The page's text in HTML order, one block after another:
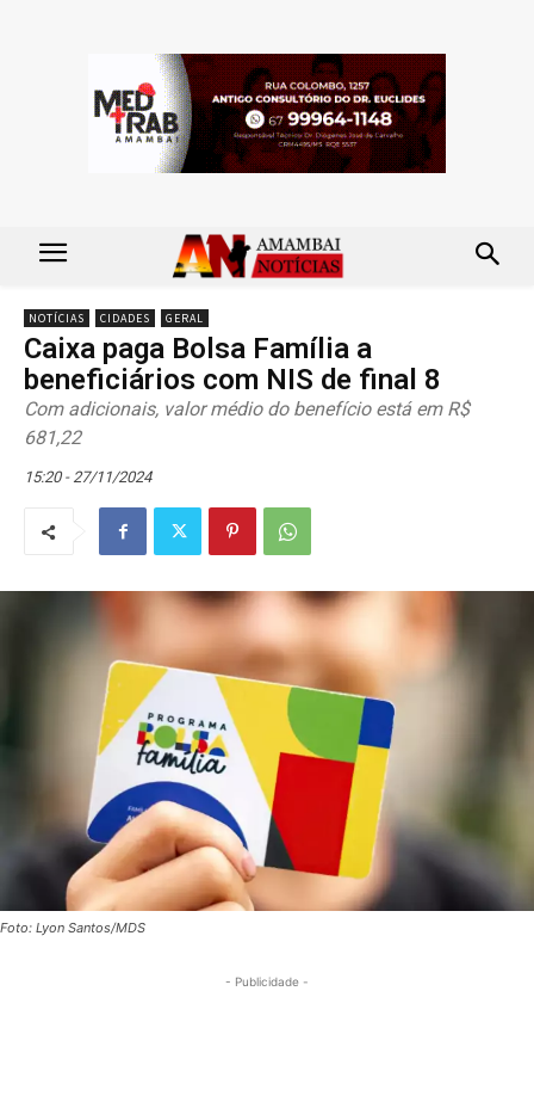
NOTÍCIAS CIDADES GERAL
Caixa paga Bolsa Família a
beneficiários com NIS de final 8
Com adicionais, valor médio do benefício está em R$
681,22
15:20 - 27/11/2024
Foto: Lyon Santos/MDS
- Publicidade -